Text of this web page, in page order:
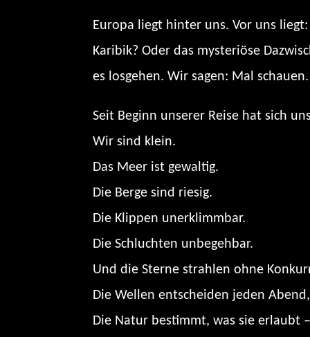
Europa liegt hinter uns. Vor uns
Karibik? Oder das mysteriöse
es losgehen. Wir sagen: Mal schauen.
Seit Beginn unserer Reise hat sich
Wir sind klein.
Das Meer ist gewaltig.
Die Berge sind riesig.
Die Klippen unerklimmbar.
Die Schluchten unbegehbar.
Und die Sterne strahlen ohne
Die Wellen entscheiden jeden
Die Natur bestimmt, was sie erlaubt